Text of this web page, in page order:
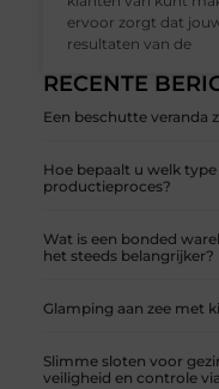
RECENTE
Een beschutte veranda
Hoe bepaalt u welk
productieproces?
Wat is een bonded
het steeds belangrijker?
Glamping aan zee met
Slimme sloten voor
veiligheid en controle
ervoor zorgt dat
resultaten van de